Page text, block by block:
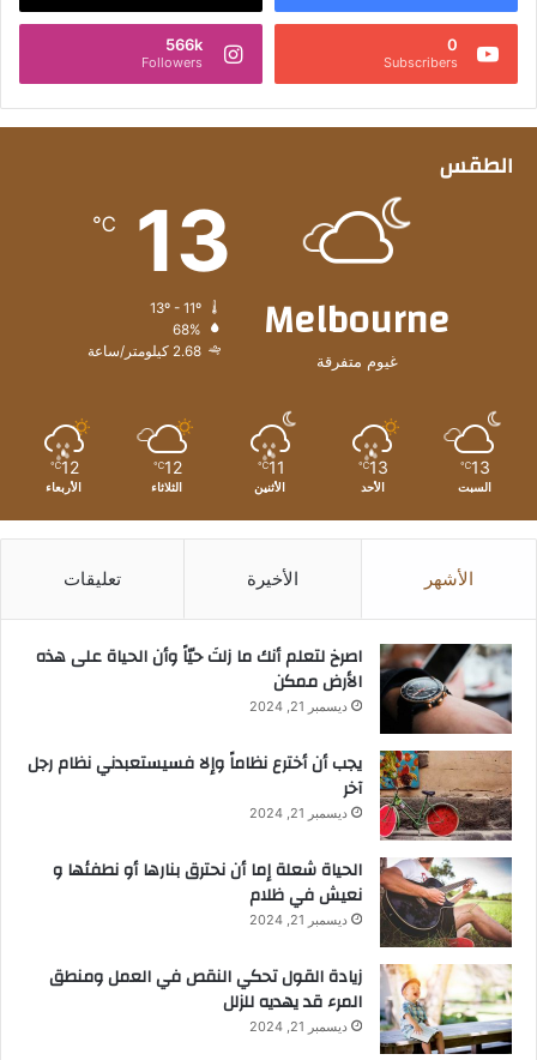
0
Subscribers
566k
Followers
الطقس
Melbourne
غيوم متفرقة
13
℃
68%
2.68 كيلومتر/ساعة
13
℃
السبت
13
℃
الأحد
11
℃
الأثنين
12
℃
الثلاثاء
12
℃
الأربعاء
الأشهر الأخيرة تعليقات
‫اصرخ لتعلم أنك ما زلتَ حيّاً وأن الحياة على هذه
الأرض ممكن
ديسمبر 21, 2024
يجب أن أخترع نظاماً وإلا فسيستعبدني نظام رجل
آخر
ديسمبر 21, 2024
الحياة شعلة إما أن نحترق بنارها أو نطفئها و
نعيش في ظلام
ديسمبر 21, 2024
زيادة القول تحكي النقص في العمل ومنطق
المرء قد يهديه للزلل
ديسمبر 21, 2024